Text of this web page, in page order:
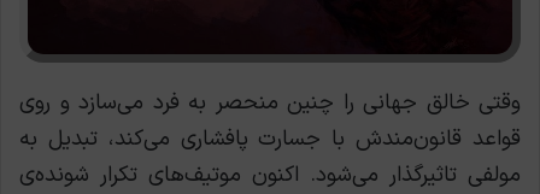
وقتی خالق جهانی را چنین منحصر به فرد می‌سازد و روی
قواعد قانون‌مندش با جسارت پافشاری می‌کند، تبدیل به
مولفی تاثیرگذار می‌شود. اکنون موتیف‌های تکرار شونده‌ی